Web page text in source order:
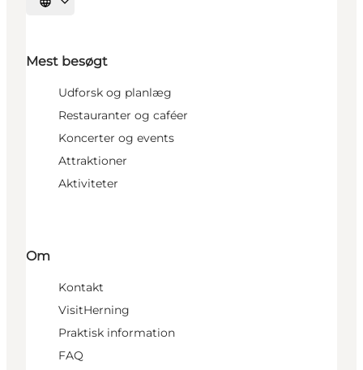
Vælg sprog
Mest besøgt
Udforsk og planlæg
Restauranter og caféer
Koncerter og events
Attraktioner
Aktiviteter
Om
Kontakt
VisitHerning
Praktisk information
FAQ